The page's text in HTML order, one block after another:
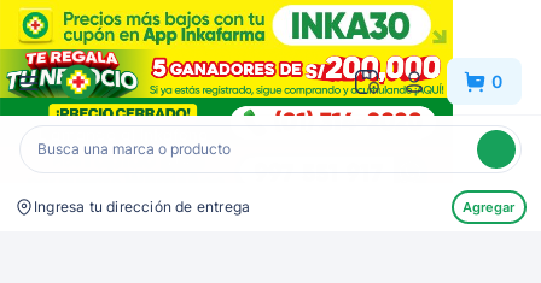
Inkafarma 0
Ingresa tu dirección de entrega Agregar